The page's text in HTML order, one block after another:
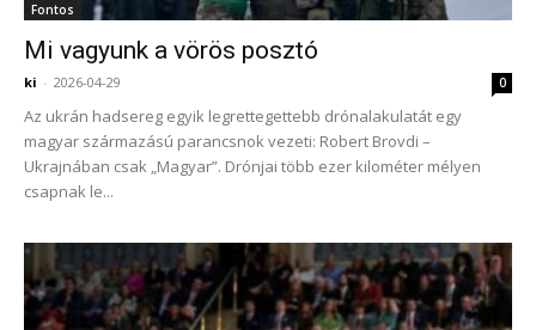
Fontos
Mi vagyunk a vörös posztó
ki - 2026-04-29 0
Az ukrán hadsereg egyik legrettegettebb drónalakulatát egy
magyar származású parancsnok vezeti: Robert Brovdi –
Ukrajnában csak „Magyar”. Drónjai több ezer kilométer mélyen
csapnak le...